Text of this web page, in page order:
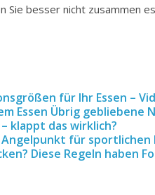
besser nicht zusammen
für Ihr Essen –
Essen Übrig gebliebene
klappt das wirklich?
für sportlichen
Diese Regeln haben